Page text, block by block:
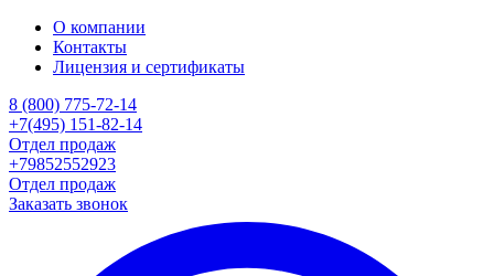
О компании
Контакты
Лицензия и сертификаты
8 (800) 775-72-14
+7(495) 151-82-14
Отдел продаж
+79852552923
Отдел продаж
Заказать звонок